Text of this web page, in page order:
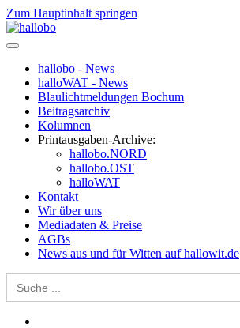
Zum Hauptinhalt springen
hallobo - News
halloWAT - News
Blaulichtmeldungen Bochum
Beitragsarchiv
Kolumnen
Printausgaben-Archive:
hallobo.NORD
hallobo.OST
halloWAT
Kontakt
Wir über uns
Mediadaten & Preise
AGBs
News aus und für Witten auf hallowit.de
Search
for: